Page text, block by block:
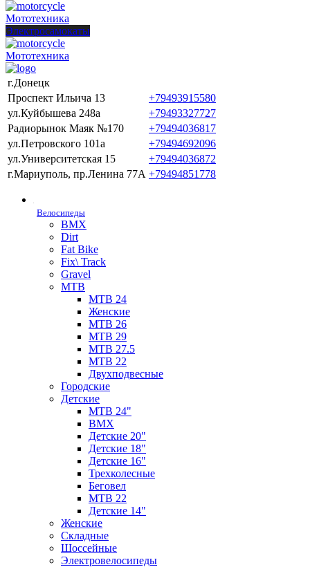
Мототехника
Электросамокаты
Мототехника
г.Донецк
Проспект Ильича 13
+79493915580
ул.Куйбышева 248а
+79493327727
Радиорынок Маяк №170
+79494036817
ул.Петровского 101a
+79494692096
ул.Университетская 15
+79494036872
г.Мариуполь, пр.Ленина 77А +79494851778
Велосипеды
BMX
Dirt
Fat Bike
Fix\ Track
Gravel
MTB
MTB 24
Женские
MTB 26
MTB 29
MTB 27.5
MTB 22
Двухподвесные
Городские
Детские
MTB 24"
BMX
Детские 20"
Детские 18"
Детские 16"
Трехколесные
Беговел
MTB 22
Детские 14"
Женские
Складные
Шоссейные
Электровелосипеды